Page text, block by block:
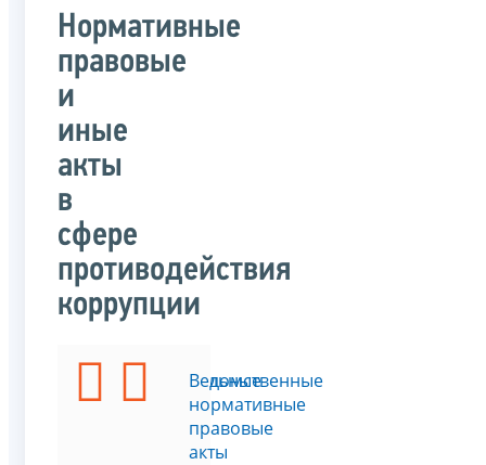
Нормативные
правовые
и
иные
акты
в
сфере
противодействия
коррупции
Федеральные
законы
Ведомственные
нормативные
правовые
акты